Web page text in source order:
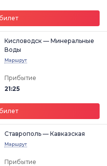
Кисловодск — Минеральные
Воды
Маршрут
Прибытие
21:25
Ставрополь — Кавказская
Маршрут
Прибытие